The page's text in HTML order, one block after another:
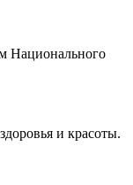
Национального
и красоты.